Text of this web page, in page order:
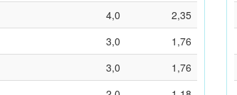
4,0
2,35
3,0
1,76
3,0
1,76